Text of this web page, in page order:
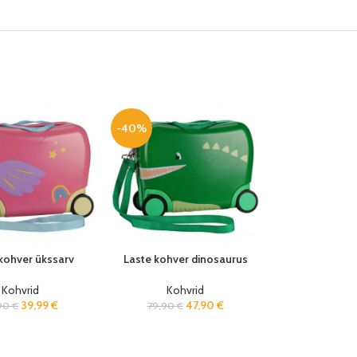
ükssarv
Kohvrid
€ 39,99€
-40%
Laste kohver dinosaurus
Kohvrid
79,90€ 47,90 €